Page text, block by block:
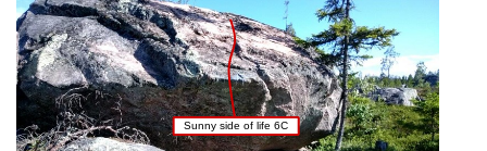
Sunny side of life 6C